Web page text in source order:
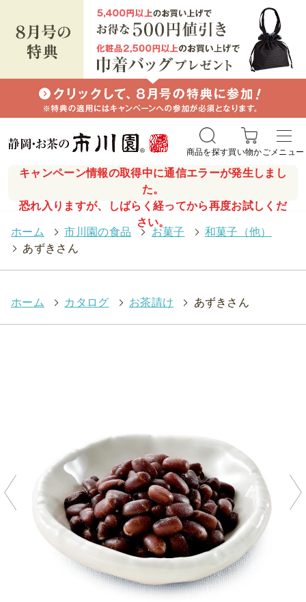
キャンペーン情報の取得中に通信エラーが発生しまし
た。
恐れ入りますが、しばらく経ってから再度お試しくだ
さい。
商品を探す買い物かごメニュー
ホーム > 市川園の食品 > お菓子 > 和菓子（他）
> あずきさん
ホーム > カタログ > お茶請け > あずきさん